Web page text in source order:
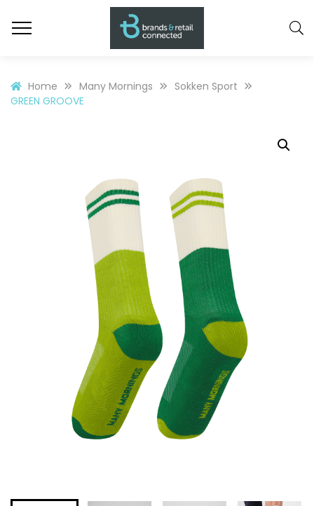
Home Many Mornings
Sokken Sport
GREEN GROOVE